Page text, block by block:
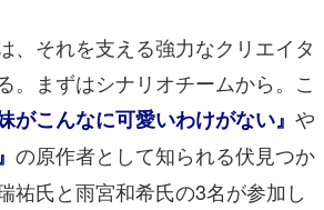
、それを支える強力なクリエイタ
。まずはシナリオチームから。こ
がこんなに可愛いわけがない』 や
の原作者として知られる伏見つか
祐氏と雨宮和希氏の3名が参加し